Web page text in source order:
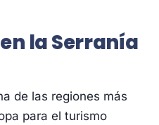
la Serranía
de las regiones más
para el turismo